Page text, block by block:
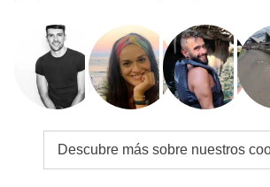
Descubre más sobre nuestros